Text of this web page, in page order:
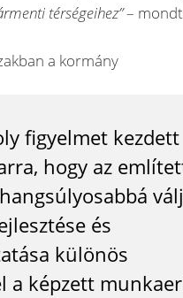
térségeihez”–
a kormány
figyelmet kezdett
hogy az
és
különös
a képzett